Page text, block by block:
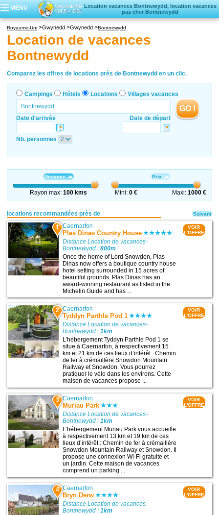
MENU
Location vacances Bontnewydd, location vacances
pas cher Bontnewydd
Locations vacances
Villages vacances
Royaume-Uni Gwynedd Gwynedd Bontnewydd
Location de vacances
Bontnewydd
Comparez les offres de locations près de Bontnewydd en un clic.
Campings Hôtels Locations Villages vacances
Date d'arrivée Date de départ
GO !
Nb. personnes
Distance
Rayon max:100 kms
Prix
Mini:0 € Maxi: 1000 €
locations recommandées près de
1 Caernarfon
Plas Dinas Country House
Distance Location de vacances-
Bontnewydd :800m
Once the home of Lord Snowdon, Plas
Dinas now offers a boutique country house
hotel setting surrounded in 15 acres of
beautiful grounds. Plas Dinas has an
award-winning restaurant as listed in the
Michelin Guide and has ...
VOIR
L'OFFRE
2 Caernarfon
Tyddyn Parthle Pod 1
Distance Location de vacances-
Bontnewydd :1km
L’hébergement Tyddyn Parthle Pod 1 se
situe à Caernarfon, à respectivement 15
km et 21 km de ces lieux d’intérêt : Chemin
de fer à crémaillère Snowdon Mountain
Railway et Snowdon. Vous pourrez
pratiquer le vélo dans les environs. Cette
maison de vacances propose ...
VOIR
L'OFFRE
3 Caernarfon
Muriau Park
Distance Location de vacances-
Bontnewydd :1km
L’hébergement Muriau Park vous accueille
à respectivement 13 km et 19 km de ces
lieux d’intérêt : Chemin de fer à crémaillère
Snowdon Mountain Railway et Snowdon. Il
propose une connexion Wi-Fi gratuite et
un jardin. Cette maison de vacances
comprend un parking ...
VOIR
L'OFFRE
4 Caernarfon
Bryn Derw
Distance Location de vacances-
Bontnewydd :1km
VOIR
L'OFFRE
Suivant